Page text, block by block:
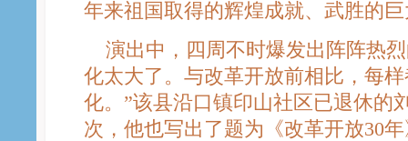
年来祖国取得的辉煌成就、武胜的
演出中，四周不时爆发出阵阵热
化太大了。与改革开放前相比，每
化。”该县沿口镇印山社区已退休的
次，他也写出了题为《改革开放30